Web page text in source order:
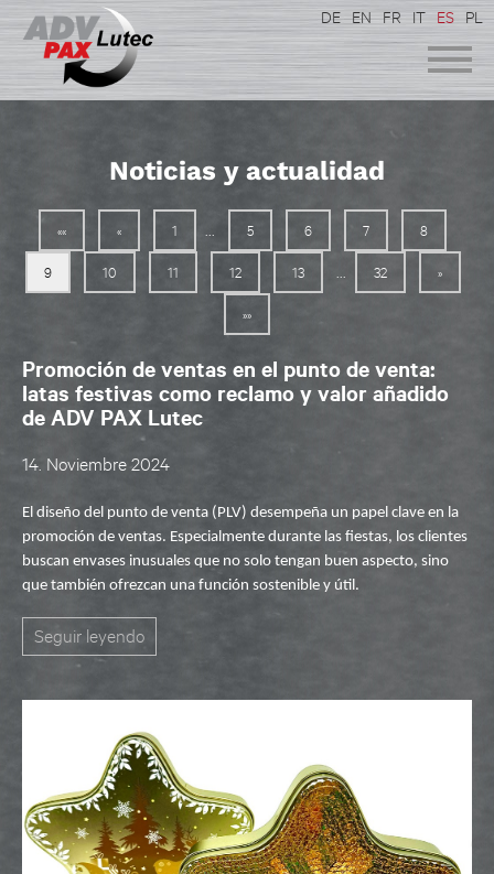
DE EN FR IT ES PL
Noticias y actualidad
«« « 1 ... 5 6 7 8
9 10 11 12 13 ... 32 »
»»
Promoción de ventas en el punto de venta:
latas festivas como reclamo y valor añadido
de ADV PAX Lutec
14. Noviembre 2024
El diseño del punto de venta (PLV) desempeña un papel clave en la
promoción de ventas. Especialmente durante las fiestas, los clientes
buscan envases inusuales que no solo tengan buen aspecto, sino
que también ofrezcan una función sostenible y útil.
Seguir leyendo